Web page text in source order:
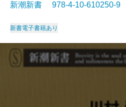
新潮新書 978-4-10-610250-
新書電子書籍あり